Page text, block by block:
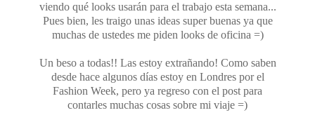
viendo qué looks usarán para el trabajo esta semana...
Pues bien, les traigo unas ideas super buenas ya que
muchas de ustedes me piden looks de oficina =)
Un beso a todas!! Las estoy extrañando! Como saben
desde hace algunos días estoy en Londres por el
Fashion Week, pero ya regreso con el post para
contarles muchas cosas sobre mi viaje =)